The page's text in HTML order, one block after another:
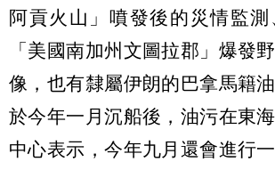
阿貢火山」噴發後的災情監測
「美國南加州文圖拉郡」爆發
像，也有隸屬伊朗的巴拿馬籍油
於今年一月沉船後，油污在東海
中心表示，今年九月還會進行